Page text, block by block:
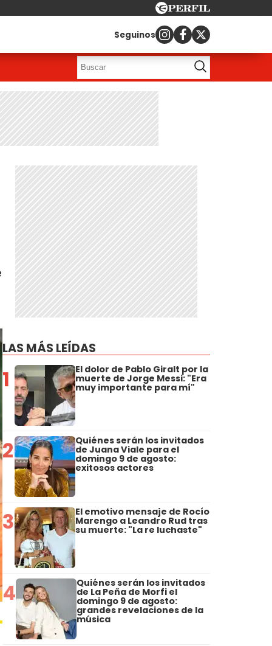
Seguinos
LAS MÁS LEÍDAS
1 El dolor de Pablo Giralt por la
muerte de Jorge Messi: "Era
muy importante para mí"
2 Quiénes serán los invitados
de Juana Viale para el
domingo 9 de agosto:
exitosos actores
3 El emotivo mensaje de Rocío
Marengo a Leandro Rud tras
su muerte: "La re luchaste"
4 Quiénes serán los invitados
de La Peña de Morfi el
domingo 9 de agosto:
grandes revelaciones de la
música